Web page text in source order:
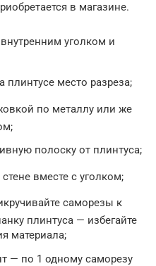
в магазине.
уголком и
плинтусе место разреза;
по металлу или же
полоску от плинтуса;
вместе с уголком;
саморезы к
плинтуса — избегайте
материала;
— по 1 одному саморезу